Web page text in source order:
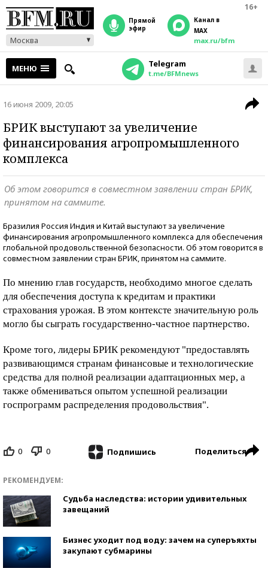
16+
Москва
прямой
эфир
Канал в
MAX
max.ru/bfm
МЕНЮ Telegram
t.me/BFMnews
16 июня 2009, 20:05
БРИК выступают за увеличение
финансирования агропромышленного
комплекса
Об этом говорится в совместном заявлении стран БРИК,
принятом на саммите.
Бразилия Россия Индия и Китай выступают за увеличение
финансирования агропромышленного комплекса для обеспечения
глобальной продовольственной безопасности. Об этом говорится в
совместном заявлении стран БРИК, принятом на саммите.
По мнению глав государств, необходимо многое сделать
для обеспечения доступа к кредитам и практики
страхования урожая. В этом контексте значительную роль
могло бы сыграть государственно-частное партнерство.
Кроме того, лидеры БРИК рекомендуют "предоставлять
развивающимся странам финансовые и технологические
средства для полной реализации адаптационных мер, а
также обмениваться опытом успешной реализации
госпрограмм распределения продовольствия".
0 0 Подпишись Поделиться
РЕКОМЕНДУЕМ:
Судьба наследства: истории удивительных
завещаний
Бизнес уходит под воду: зачем на суперъяхты
закупают субмарины